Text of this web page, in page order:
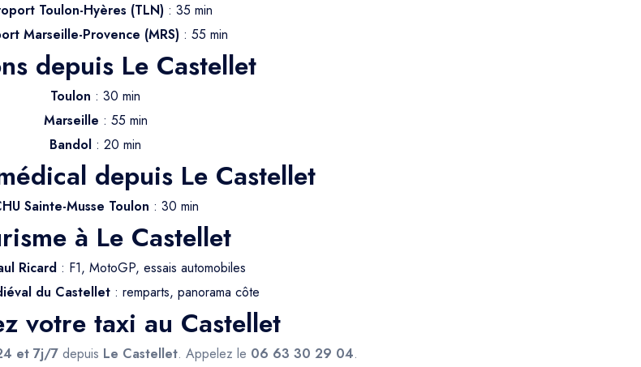
Toulon-Hyères (TLN): 35 min
Marseille-Provence (MRS): 55 min
depuis Le Castellet
Toulon : 30 min
Marseille : 55 min
Bandol : 20 min
depuis Le Castellet
Sainte-Musse Toulon : 30 min
à Le Castellet
Ricard : F1, MotoGP, essais automobiles
du Castellet : remparts, panorama côte
votre taxi au Castellet
et 7j/7depuis Le Castellet. Appelez le 06 63 30 29 04.